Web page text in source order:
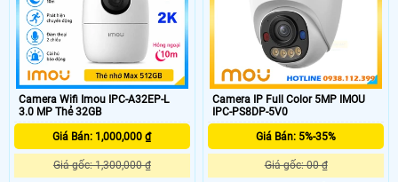
khe thẻ nhớ lên đến 512GB.
Camera Wifi Imou IPC-A32EP-L
3.0 MP Thẻ 32GB
Giá Bán: 1,000,000 ₫
Giá gốc: 1,300,000 ₫
Camera IP Full Color 5MP IMOU
IPC-PS8DP-5V0
Giá Bán: 5%-35%
Giá gốc: 00 ₫